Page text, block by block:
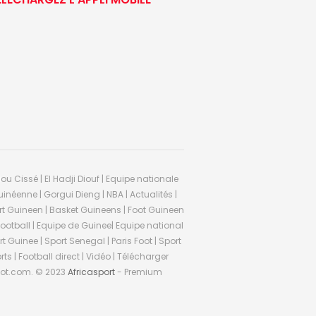
Cissé | El Hadji Diouf | Equipe nationale
| Gorgui Dieng | NBA | Actualités |
Guineen | Basket Guineens | Foot Guineen
| Equipe de Guinee| Equipe national
Guinee | Sport Senegal | Paris Foot | Sport
| Football direct | Vidéo | Télécharger
© 2023 Africasport- Premium